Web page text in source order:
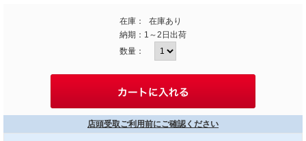
在庫：
在庫あり
納期： 1～2日出荷
数量：
店頭受取ご利用前にご確認ください